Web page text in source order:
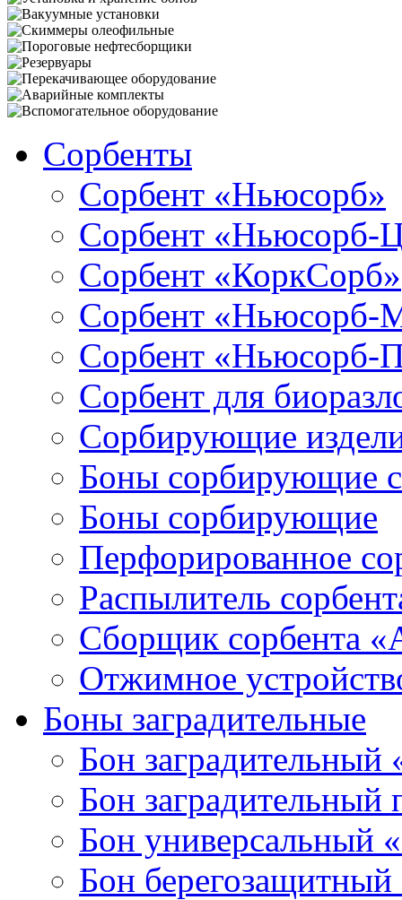
Сорбенты
Сорбент «Ньюсорб»
Сорбент «Ньюсорб-
Сорбент «КоркСорб»
Сорбент «Ньюсорб-
Сорбент «Ньюсорб-
Сорбент для
Сорбирующие
Боны сорбирующие
Боны сорбирующие
Перфорированное
Распылитель
Сборщик сорбента
Отжимное
Боны заградительные
Бон заградительный
Бон
Бон универсальный
Бон